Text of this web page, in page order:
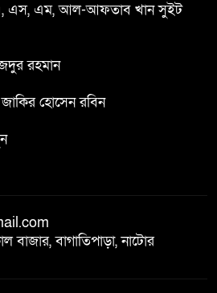
পঞ্চগড়ে ১০ দফা দাবিতে ১১ দলীয়
বাগাতিপাড়ায় স্বামীর মৃত্যুর আধা
দুলু
এ, এস, এম, আল-আফতাব খান সুইট
রহমান
হোসেন রবিন
বাজার, বাগাতিপাড়া, নাটোর